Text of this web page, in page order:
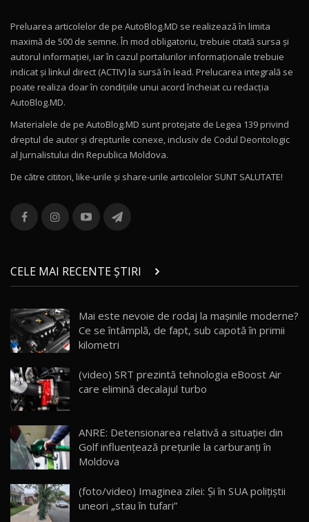
Mercedes-AMG E 53 HYBRID 4MATIC+ / Test
Drive AutoBlog.MD
16:27
11
Noul Volvo ES90 / Test Drive AutoBlog.MD
12
Noul MG HS / Test Drive AutoBlog.MD
16:48
13
combină aventura cu luxul / AutoBlog.MD
36:08
chinez care face lumea să se întoarcă după el
/ AutoBlog.MD
17:27
15 14:37
16
AutoBlogMD
13:10
17 20:06
Va fi modelul nr.1 BYD în Moldova? BYD Seal U
30:08
Preluarea articolelor de pe AutoBlog.MD se realizează în limita
maximă de 500 de semne. În mod obligatoriu, trebuie citată sursa și
autorul informației, iar în cazul portalurilor informaționale trebuie
indicat și linkul direct (ACTIV) la sursă în lead. Prelucarea integrală se
poate realiza doar în condițiile unui acord încheiat cu redacţia
AutoBlog.MD.
Materialele de pe AutoBlog.MD sunt protejate de Legea 139 privind
dreptul de autor și drepturile conexe, inclusiv de Codul Deontologic
al Jurnalistului din Republica Moldova.
De către cititori, like-urile şi share-urile articolelor SUNT SALUTATE!
CELE MAI RECENTE ȘTIRI
Mai este nevoie de rodaj la mașinile moderne?
Ce se întâmplă, de fapt, sub capotă în primii
kilometri
(video) SRT prezintă tehnologia eBoost Air
care elimină decalajul turbo
ANRE: Detensionarea relativă a situației din
Golf influențează prețurile la carburanți în
Moldova
(foto/video) Imaginea zilei: Și în SUA polițiștii
uneori „stau în tufari”